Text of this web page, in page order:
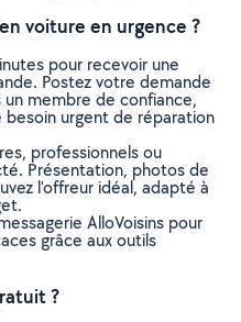
voiture en urgence ?
pour recevoir une
Postez votre demande
membre de confiance,
urgent de réparation
professionnels ou
Présentation, photos de
l'offreur idéal, adapté à
AlloVoisins pour
grâce aux outils
?